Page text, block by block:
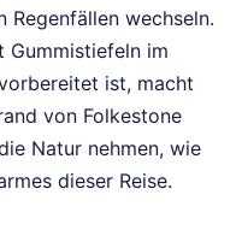
Regenfällen wechseln.
Gummistiefeln im
ist, macht
von Folkestone
Natur nehmen, wie
dieser Reise.